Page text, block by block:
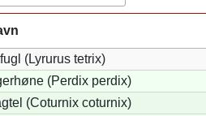
(Lyrurus tetrix)
(Perdix perdix)
(Coturnix coturnix)